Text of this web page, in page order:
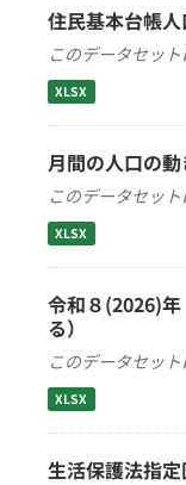
住民基本台帳人
このデータセッ
XLSX
月間の人口の動
このデータセッ
XLSX
令和８(2026)
る）
このデータセッ
XLSX
生活保護法指